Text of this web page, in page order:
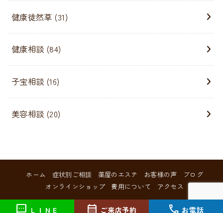
sms ＬＩＮＥ calendar_month ご来店予約 call お電話
健康徒然草 (31)
健康相談 (84)
子宝相談 (16)
美容相談 (20)
ホーム 症状別ご相談 薬屋のエステ お客様の声
ブログ
オンラインショップ
費用について アクセス
© 2026 大阪中津のメロディ薬店スマイルエイジングショップ